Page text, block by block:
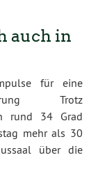
auch in
für eine
Trotz
rund 34 Grad
mehr als 30
über die